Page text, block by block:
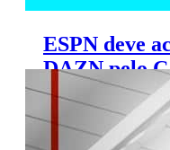
ESPN deve
DAZN pelo
diz colunista